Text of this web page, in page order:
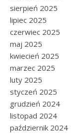
sierpień 2025
lipiec 2025
czerwiec 2025
maj 2025
kwiecień 2025
marzec 2025
luty 2025
styczeń 2025
grudzień 2024
listopad 2024
październik 2024